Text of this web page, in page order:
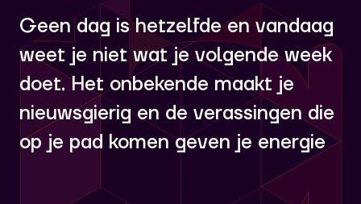
Geen dag is hetzelfde en vandaag
weet je niet wat je volgende week
doet. Het onbekende maakt je
nieuwsgierig en de verassingen die
op je pad komen geven je energie